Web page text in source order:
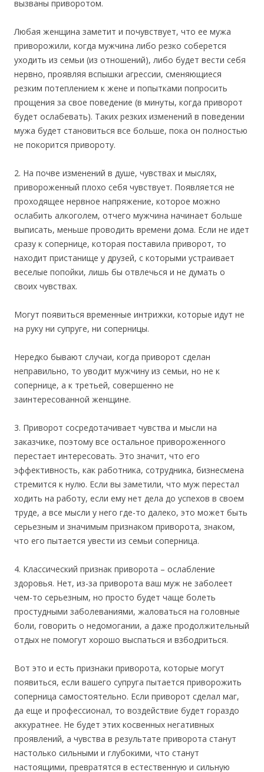
вызваны приворотом.
Любая женщина заметит и почувствует, что ее мужа
приворожили, когда мужчина либо резко соберется
уходить из семьи (из отношений), либо будет вести себя
нервно, проявляя вспышки агрессии, сменяющиеся
резким потеплением к жене и попытками попросить
прощения за свое поведение (в минуты, когда приворот
будет ослабевать). Таких резких изменений в поведении
мужа будет становиться все больше, пока он полностью
не покорится привороту.
2. На почве изменений в душе, чувствах и мыслях,
привороженный плохо себя чувствует. Появляется не
проходящее нервное напряжение, которое можно
ослабить алкоголем, отчего мужчина начинает больше
выписать, меньше проводить времени дома. Если не идет
сразу к сопернице, которая поставила приворот, то
находит пристанище у друзей, с которыми устраивает
веселые попойки, лишь бы отвлечься и не думать о
своих чувствах.
Могут появиться временные интрижки, которые идут не
на руку ни супруге, ни соперницы.
Нередко бывают случаи, когда приворот сделан
неправильно, то уводит мужчину из семьи, но не к
сопернице, а к третьей, совершенно не
заинтересованной женщине.
3. Приворот сосредотачивает чувства и мысли на
заказчике, поэтому все остальное привороженного
перестает интересовать. Это значит, что его
эффективность, как работника, сотрудника, бизнесмена
стремится к нулю. Если вы заметили, что муж перестал
ходить на работу, если ему нет дела до успехов в своем
труде, а все мысли у него где-то далеко, это может быть
серьезным и значимым признаком приворота, знаком,
что его пытается увести из семьи соперница.
4. Классический признак приворота – ослабление
здоровья. Нет, из-за приворота ваш муж не заболеет
чем-то серьезным, но просто будет чаще болеть
простудными заболеваниями, жаловаться на головные
боли, говорить о недомогании, а даже продолжительный
отдых не помогут хорошо выспаться и взбодриться.
Вот это и есть признаки приворота, которые могут
появиться, если вашего супруга пытается приворожить
соперница самостоятельно. Если приворот сделал маг,
да еще и профессионал, то воздействие будет гораздо
аккуратнее. Не будет этих косвенных негативных
проявлений, а чувства в результате приворота станут
настолько сильными и глубокими, что станут
настоящими, превратятся в естественную и сильную